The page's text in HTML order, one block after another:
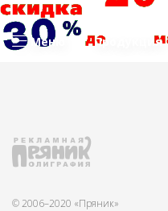
Меню Продукция
© 2006–2020 «Пряник»